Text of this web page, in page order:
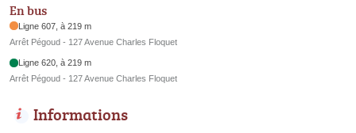
En bus
Ligne 607, à 219 m
Arrêt Pégoud - 127 Avenue Charles Floquet
Ligne 620, à 219 m
Arrêt Pégoud - 127 Avenue Charles Floquet
Informations